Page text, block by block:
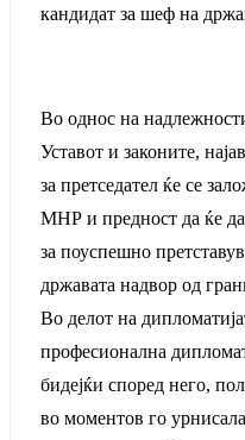
кандидат за шеф на
Во однос на
Уставот и законите,
за претседател ќе се
МНР и предност да ќе
за поуспешно
државата надвор од
Во делот на
професионална
бидејќи според него,
во моментов го